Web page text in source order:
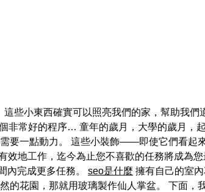
些小東西確實可以照亮我們的家，幫助我們
非常好的程序… 童年的歲月，大學的歲月，起
需要一點動力。 這些小裝飾——即使它們看
效地工作，迄今為止您不喜歡的任務將成為
內完成更多任務。 seo是什麼 擁有自己的室
的花園，那就用玻璃製作仙人掌盆。 下面，